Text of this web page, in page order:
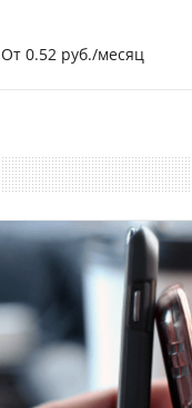
От 0.52 руб./месяц